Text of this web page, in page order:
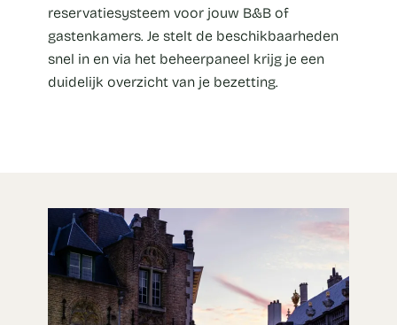
reservatiesysteem voor jouw B&B of
gastenkamers. Je stelt de beschikbaarheden
snel in en via het beheerpaneel krijg je een
duidelijk overzicht van je bezetting.